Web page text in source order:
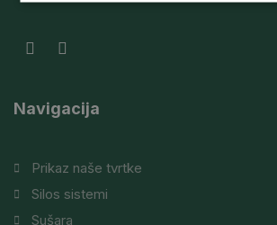
Navigacija
Prikaz naše tvrtke
Silos sistemi
Sušara